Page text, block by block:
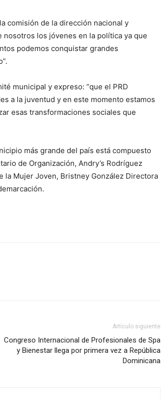
comisión de la dirección nacional y
los jóvenes en la política ya que
podemos conquistar grandes
municipal y expreso: “que el PRD
a la juventud y en este momento estamos
esas transformaciones sociales que
más grande del país está compuesto
de Organización, Andry’s Rodríguez
la Mujer Joven, Bristney González Directora
Artículo siguiente
Congreso Internacional de Profesionales de Spa
y Bienestar llega por primera vez a República
Dominicana